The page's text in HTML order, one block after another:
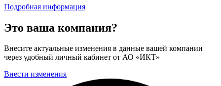
Подробная информация
Это ваша компания?
Внесите актуальные изменения в данные вашей компании
через удобный личный кабинет от АО «ИКТ»
Внести изменения